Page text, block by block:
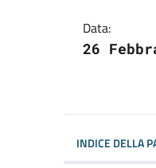
Data:
26
INDICE DELLA